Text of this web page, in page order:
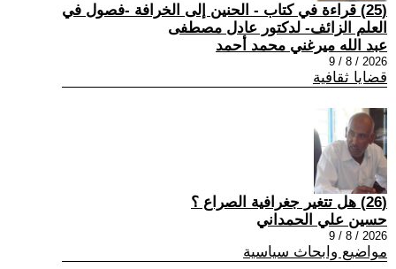
(25) قراءة في كتاب - الحنين إلى الخرافة -فصول في
العلم الزائف- لدكتور عادل مصطفى
عبد الله ميرغني محمد أحمد
2026 / 8 / 9
قضايا ثقافية
(26) هل تتغير جغرافية الصراع ؟
حسين علي الحمداني
2026 / 8 / 9
مواضيع وابحاث سياسية